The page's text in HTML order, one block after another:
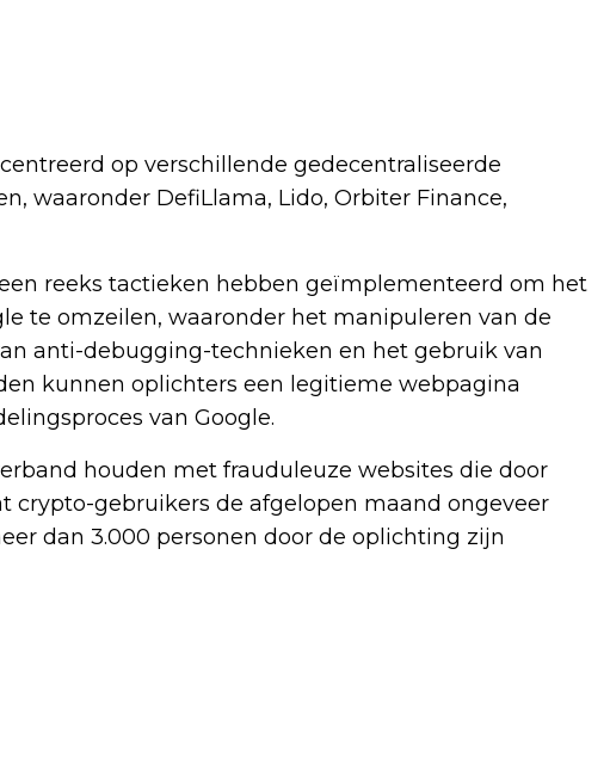
op verschillende gedecentraliseerde
waaronder DefiLlama, Lido, Orbiter Finance,
reeks tactieken hebben geïmplementeerd om het
te omzeilen, waaronder het manipuleren van de
anti-debugging-technieken en het gebruik van
kunnen oplichters een legitieme webpagina
van Google.
houden met frauduleuze websites die door
gebruikers de afgelopen maand ongeveer
dan 3.000 personen door de oplichting zijn